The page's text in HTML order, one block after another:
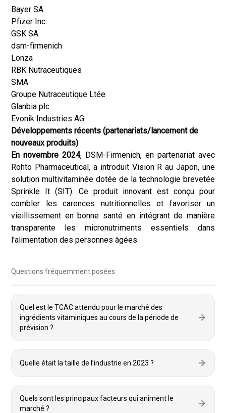
Bayer SA
Pfizer Inc.
GSK SA.
dsm-firmenich
Lonza
RBK Nutraceutiques
SMA
Groupe Nutraceutique Ltée
Glanbia plc
Evonik Industries AG
Développements récents (partenariats/lancement de
nouveaux produits)
En novembre 2024, DSM-Firmenich, en partenariat avec
Rohto Pharmaceutical, a introduit Vision R au Japon, une
solution multivitaminée dotée de la technologie brevetée
Sprinkle It (SIT). Ce produit innovant est conçu pour
combler les carences nutritionnelles et favoriser un
vieillissement en bonne santé en intégrant de manière
transparente les micronutriments essentiels dans
l'alimentation des personnes âgées.
Questions fréquemment posées
Quel est le TCAC attendu pour le marché des
ingrédients vitaminiques au cours de la période de
prévision ?
Quelle était la taille de l’industrie en 2023 ?
Quels sont les principaux facteurs qui animent le
marché ?